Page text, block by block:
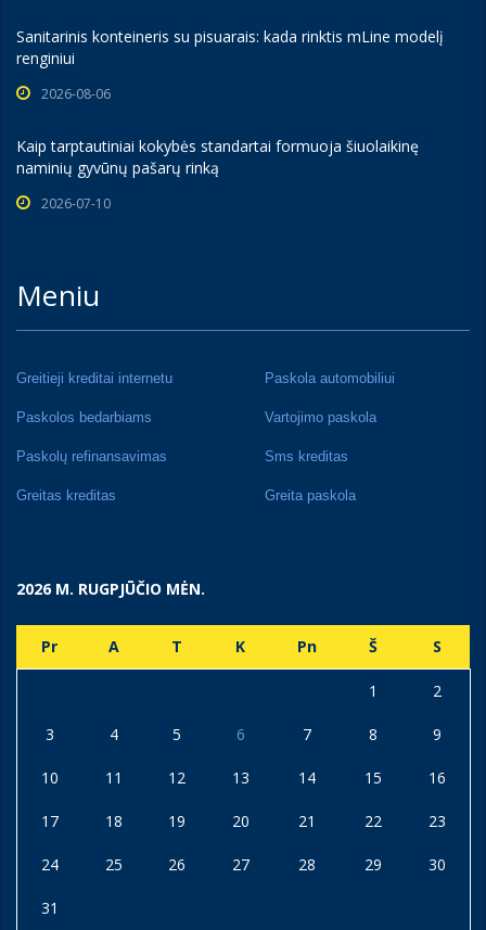
Sanitarinis konteineris su pisuarais: kada rinktis mLine modelį
renginiui
2026-08-06
Kaip tarptautiniai kokybės standartai formuoja šiuolaikinę
naminių gyvūnų pašarų rinką
2026-07-10
Meniu
Greitieji kreditai internetu Paskola automobiliui
Paskolos bedarbiams Vartojimo paskola
Paskolų refinansavimas Sms kreditas
Greitas kreditas Greita paskola
2026 M. RUGPJŪČIO MĖN.
Pr A T K Pn Š S
1 2
3 4 5 6 7 8 9
10 11 12 13 14 15 16
17 18 19 20 21 22 23
24 25 26 27 28 29 30
31